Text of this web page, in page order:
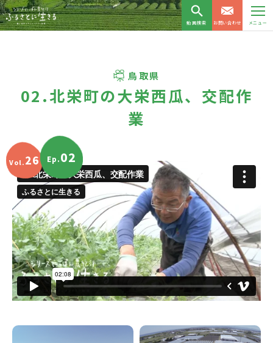
動画検索 お問い合わせ メニュー
鳥取県
02.北栄町の大栄西瓜、交配作
業
Vol. 26 Ep.02